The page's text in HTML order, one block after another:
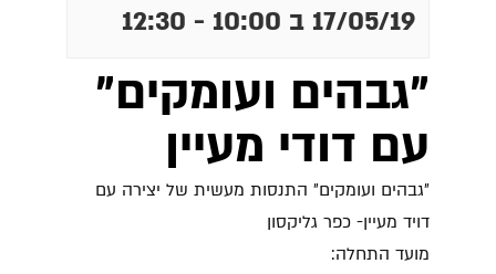
17/05/19 ב 10:00 -
12:30
"גבהים ועומקים"
עם דודי מעיין
״גבהים ועומקים״ התנסות מעשית של יצירה עם
דויד מעיין- כפר גליקסון
מועד התחלה: